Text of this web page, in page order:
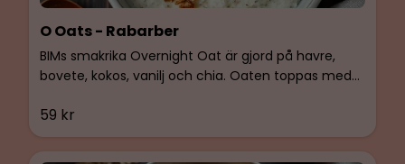
O Oats - Rabarber
59 kr
BIMs smakrika Overnight Oat är gjord på havre,
bovete, kokos, vanilj och chia. Oaten toppas med